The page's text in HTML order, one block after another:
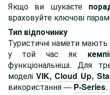
Якщо ви шукаєте
враховуйте ключові
Тип відпочинку
Туристичні намети мають
у той час як
функціональніші. Для
моделіVIK,Cloud Up,
використання — P-Series.